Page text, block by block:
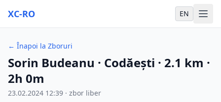
XC-RO EN
← Înapoi la Zboruri
Sorin Budeanu · Codăești · 2.1 km ·
2h 0m
23.02.2024 12:39 · zbor liber